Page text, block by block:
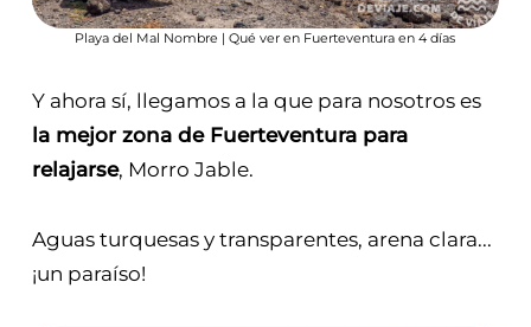
Playa del Mal Nombre | Qué ver en Fuerteventura en 4 días
Y ahora sí, llegamos a la que para nosotros es
la mejor zona de Fuerteventura para
relajarse, Morro Jable.
Aguas turquesas y transparentes, arena clara...
¡un paraíso!